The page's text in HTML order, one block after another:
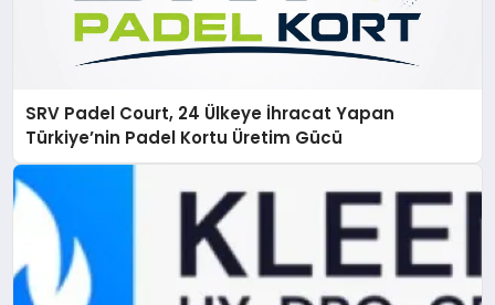
SRV Padel Court, 24 Ülkeye İhracat Yapan
Türkiye’nin Padel Kortu Üretim Gücü